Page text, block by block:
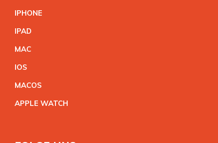
IPHONE
IPAD
MAC
IOS
MACOS
APPLE WATCH